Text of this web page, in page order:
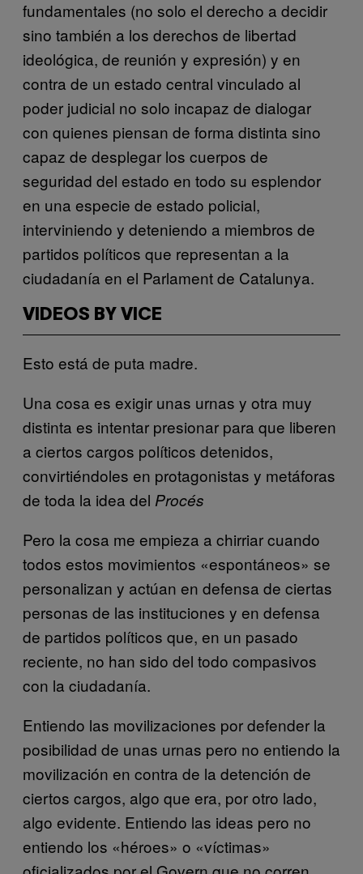
fundamentales (no solo el derecho a decidir
sino también a los derechos de libertad
ideológica, de reunión y expresión) y en
contra de un estado central vinculado al
poder judicial no solo incapaz de dialogar
con quienes piensan de forma distinta sino
capaz de desplegar los cuerpos de
seguridad del estado en todo su esplendor
en una especie de estado policial,
interviniendo y deteniendo a miembros de
partidos políticos que representan a la
ciudadanía en el Parlament de Catalunya.
VIDEOS BY VICE
Esto está de puta madre.
Una cosa es exigir unas urnas y otra muy
distinta es intentar presionar para que liberen
a ciertos cargos políticos detenidos,
convirtiéndoles en protagonistas y metáforas
de toda la idea del Procés
Pero la cosa me empieza a chirriar cuando
todos estos movimientos «espontáneos» se
personalizan y actúan en defensa de ciertas
personas de las instituciones y en defensa
de partidos políticos que, en un pasado
reciente, no han sido del todo compasivos
con la ciudadanía.
Entiendo las movilizaciones por defender la
posibilidad de unas urnas pero no entiendo la
movilización en contra de la detención de
ciertos cargos, algo que era, por otro lado,
algo evidente. Entiendo las ideas pero no
entiendo los «héroes» o «víctimas»